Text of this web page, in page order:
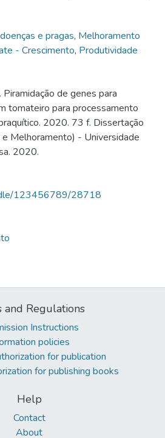
e pragas, Melhoramento
- Crescimento, Produtividade
de genes para
tomateiro para processamento
2020. 73 f. Dissertação
Melhoramento) - Universidade
2020.
123456789/28718
and Regulations
Instructions
policies
for publication
for publishing books
Help
Contact
About